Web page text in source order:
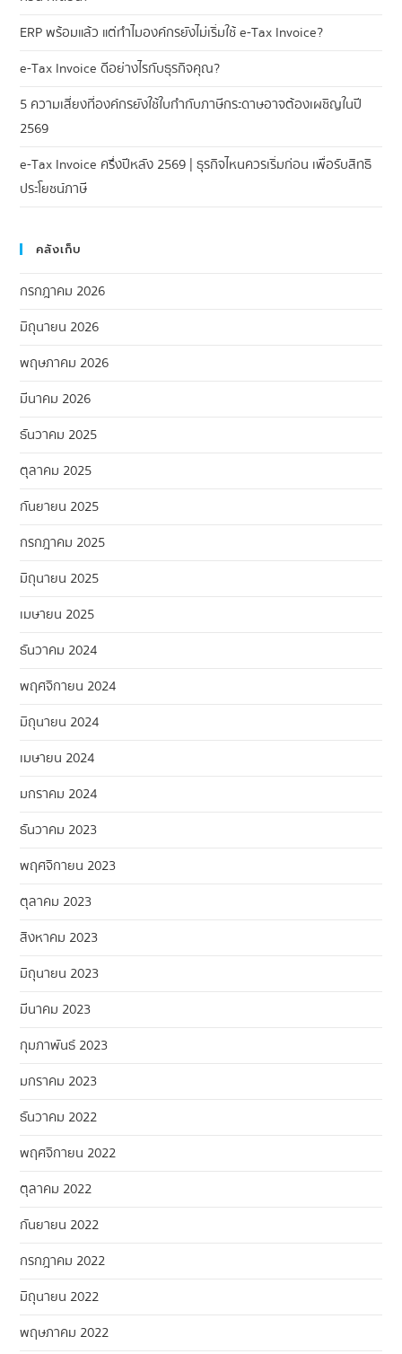
ERP พร้อมแล้ว แต่ทำไมองค์กรยังไม่เริ่มใช้ e-Tax Invoice?
e-Tax Invoice ดีอย่างไรกับธุรกิจคุณ?
5 ความเสี่ยงที่องค์กรยังใช้ใบกำกับภาษีกระดาษอาจต้องเผชิญในปี
2569
e-Tax Invoice ครึ่งปีหลัง 2569 | ธุรกิจไหนควรเริ่มก่อน เพื่อรับสิทธิ
ประโยชน์ภาษี
คลังเก็บ
กรกฎาคม 2026
มิถุนายน 2026
พฤษภาคม 2026
มีนาคม 2026
ธันวาคม 2025
ตุลาคม 2025
กันยายน 2025
กรกฎาคม 2025
มิถุนายน 2025
เมษายน 2025
ธันวาคม 2024
พฤศจิกายน 2024
มิถุนายน 2024
เมษายน 2024
มกราคม 2024
ธันวาคม 2023
พฤศจิกายน 2023
ตุลาคม 2023
สิงหาคม 2023
มิถุนายน 2023
มีนาคม 2023
กุมภาพันธ์ 2023
มกราคม 2023
ธันวาคม 2022
พฤศจิกายน 2022
ตุลาคม 2022
กันยายน 2022
กรกฎาคม 2022
มิถุนายน 2022
พฤษภาคม 2022